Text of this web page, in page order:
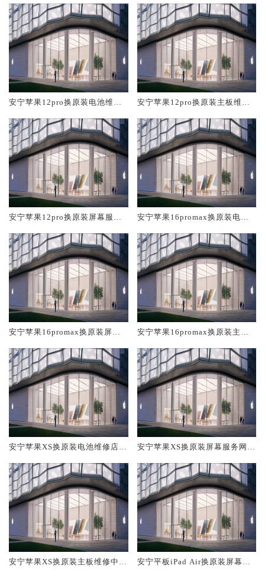
安宁苹果12pro换原装电池维修
安宁苹果12pro换原装主板维修
安宁苹果12pro换原装屏幕服务
安宁苹果16promax换原装电池
安宁苹果16promax换原装屏幕
安宁苹果16promax换原装主板
安宁苹果XS换原装电池维修店大
安宁苹果XS换原装屏幕服务网点
安宁苹果XS换原装主板维修中心
安宁平板iPad Air换原装屏幕服